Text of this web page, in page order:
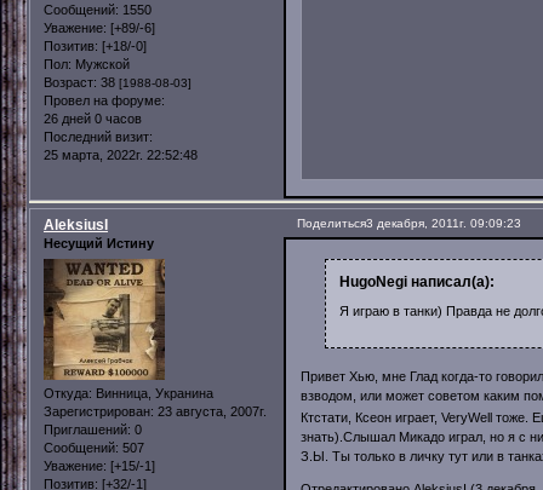
Сообщений: 1550
Уважение: [+89/-6]
Позитив: [+18/-0]
Пол: Мужской
Возраст: 38 [1988-08-03]
Провел на форуме:
26 дней 0 часов
Последний визит:
25 марта, 2022г. 22:52:48
Поделиться3 декабря, 2011г. 09:09:23
AleksiusI
Несущий Истину
Откуда: Винница, Укранина
Зарегистрирован: 23 августа, 2007г.
Приглашений: 0
Сообщений: 507
Уважение: [+15/-1]
Позитив: [+32/-1]
HugoNegi написал(а):
Я играю в танки) Правда не
Привет Хью, мне Глад когда-то
взводом, или может советом каким
Ктстати, Ксеон играет, VeryWell
знать).Слышал Микадо играл, но я с
З.Ы. Ты только в личку тут или в